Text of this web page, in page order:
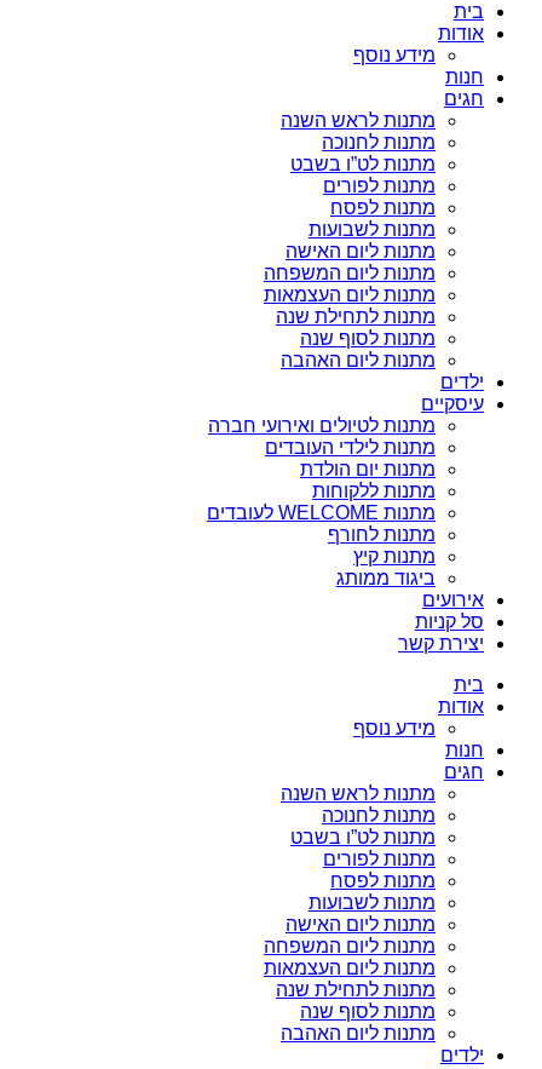
בית
אודות
מידע נוסף
חנות
חגים
מתנות לראש השנה
מתנות לחנוכה
מתנות לט”ו בשבט
מתנות לפורים
מתנות לפסח
מתנות לשבועות
מתנות ליום האישה
מתנות ליום המשפחה
מתנות ליום העצמאות
מתנות לתחילת שנה
מתנות לסוף שנה
מתנות ליום האהבה
ילדים
עיסקיים
מתנות לטיולים ואירועי חברה
מתנות לילדי העובדים
מתנות יום הולדת
מתנות ללקוחות
מתנות WELCOME לעובדים
מתנות לחורף
מתנות קיץ
ביגוד ממותג
אירועים
סל קניות
יצירת קשר
בית
אודות
מידע נוסף
חנות
חגים
מתנות לראש השנה
מתנות לחנוכה
מתנות לט”ו בשבט
מתנות לפורים
מתנות לפסח
מתנות לשבועות
מתנות ליום האישה
מתנות ליום המשפחה
מתנות ליום העצמאות
מתנות לתחילת שנה
מתנות לסוף שנה
מתנות ליום האהבה
ילדים